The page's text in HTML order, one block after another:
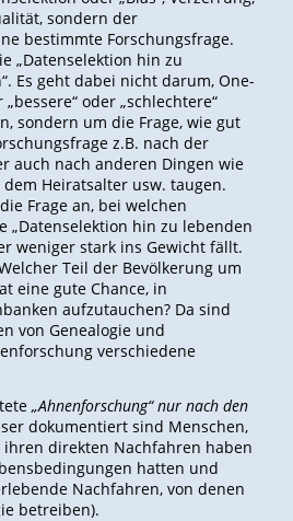
sondern der
bestimmte Forschungsfrage.
„Datenselektion hin zu
Es geht dabei nicht darum, One-
oder „schlechtere“
sondern um die Frage, wie gut
z.B. nach der
auch nach anderen Dingen wie
Heiratsalter usw. taugen.
Frage an, bei welchen
„Datenselektion hin zu lebenden
weniger stark ins Gewicht fällt.
Teil der Bevölkerung um
eine gute Chance, in
aufzutauchen? Da sind
von Genealogie und
verschiedene
„Ahnenforschung“ nur nach den
dokumentiert sind Menschen,
direkten Nachfahren haben
hatten und
Nachfahren, von denen
betreiben).